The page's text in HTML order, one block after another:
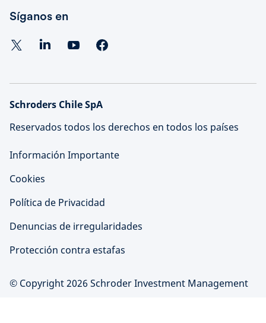
Síganos en
Schroders Chile SpA
Reservados todos los derechos en todos los países
Información Importante
Cookies
Política de Privacidad
Denuncias de irregularidades
Protección contra estafas
© Copyright 2026 Schroder Investment Management